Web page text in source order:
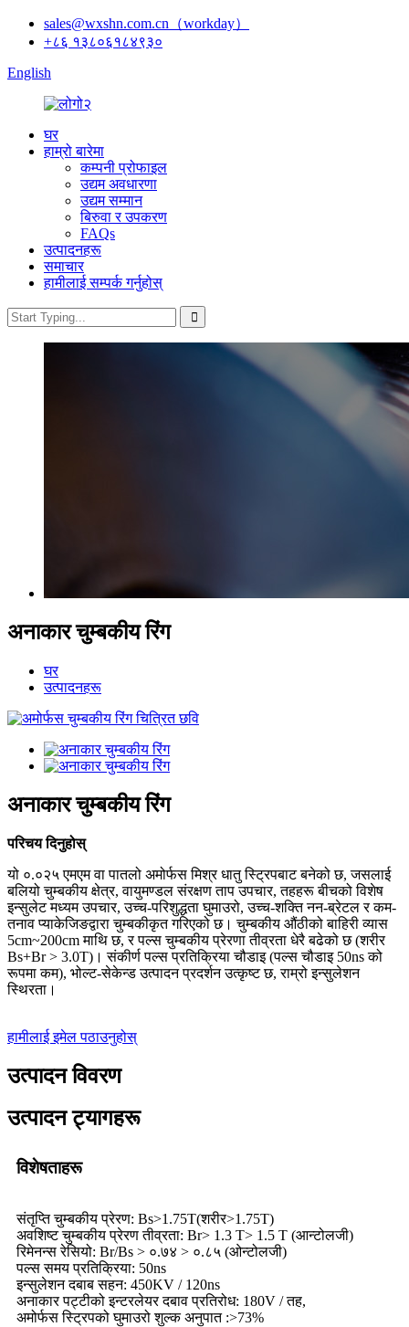
sales@wxshn.com.cn（workday）
+८६ १३८०६१८४९३०
English
घर
हाम्रो बारेमा
कम्पनी प्रोफाइल
उद्यम अवधारणा
उद्यम सम्मान
बिरुवा र उपकरण
FAQs
उत्पादनहरू
समाचार
हामीलाई सम्पर्क गर्नुहोस्
अनाकार चुम्बकीय रिंग
घर
उत्पादनहरू
अनाकार चुम्बकीय रिंग
परिचय दिनुहोस्
यो ०.०२५ एमएम वा पातलो अमोर्फस मिश्र धातु स्ट्रिपबाट बनेको छ, जसलाई
बलियो चुम्बकीय क्षेत्र, वायुमण्डल संरक्षण ताप उपचार, तहहरू बीचको विशेष
इन्सुलेट मध्यम उपचार, उच्च-परिशुद्धता घुमाउरो, उच्च-शक्ति नन-ब्रेटल र कम-
तनाव प्याकेजिङद्वारा चुम्बकीकृत गरिएको छ। चुम्बकीय औंठीको बाहिरी व्यास
5cm~200cm माथि छ, र पल्स चुम्बकीय प्रेरणा तीव्रता धेरै बढेको छ (शरीर
Bs+Br > 3.0T)। संकीर्ण पल्स प्रतिक्रिया चौडाइ (पल्स चौडाइ 50ns को
रूपमा कम), भोल्ट-सेकेन्ड उत्पादन प्रदर्शन उत्कृष्ट छ, राम्रो इन्सुलेशन
स्थिरता।
हामीलाई इमेल पठाउनुहोस्
उत्पादन विवरण
उत्पादन ट्यागहरू
विशेषताहरू
संतृप्ति चुम्बकीय प्रेरण: Bs>1.75T(शरीर>1.75T)
अवशिष्ट चुम्बकीय प्रेरण तीव्रता: Br> 1.3 T> 1.5 T (आन्टोलजी)
रिमेनन्स रेसियो: Br/Bs > ०.७४ > ०.८५ (ओन्टोलजी)
पल्स समय प्रतिक्रिया: 50ns
इन्सुलेशन दबाब सहन: 450KV / 120ns
अनाकार पट्टीको इन्टरलेयर दबाव प्रतिरोध: 180V / तह,
अमोर्फस स्ट्रिपको घुमाउरो शुल्क अनुपात :>73%